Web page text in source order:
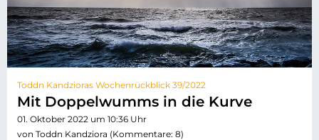
Toddn Kandzioras Wochenrückblick 39/2022
Mit Doppelwumms in die Kurve
01. Oktober 2022 um 10:36 Uhr
von Toddn Kandziora (Kommentare: 8)